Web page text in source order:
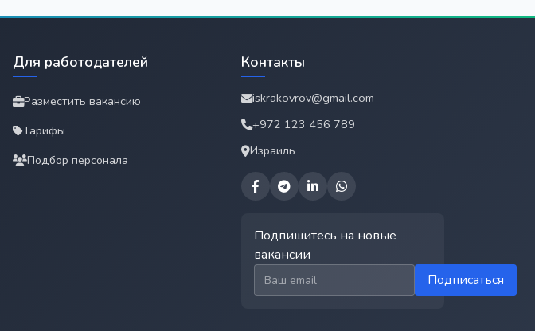
Для работодателей
Разместить вакансию
Тарифы
Подбор персонала
Контакты
iskrakovrov@gmail.com
+972 123 456 789
Израиль
Подпишитесь на новые
вакансии
Email для подписки
Подписаться